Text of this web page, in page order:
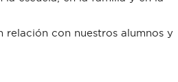
relación con nuestros alumnos y